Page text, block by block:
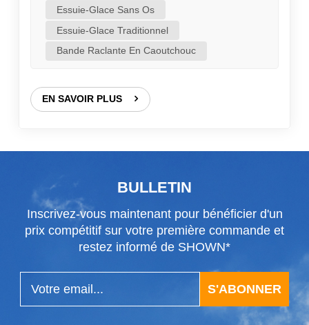
spécialisé réduit efficacement la friction entre le
caoutchouc et le verre, offrant un
fonctionnement remarquablement silencieux,
impeccable, sans traces, même en cas de
fortes pluies, de poussière et de saletés
extérieur profilé qui optimise le flux d'air entrant
à haute...
Essuie-Glace Sans Os
Essuie-Glace Traditionnel
Bande Raclante En Caoutchouc
EN SAVOIR PLUS
BULLETIN
Inscrivez-vous maintenant pour bénéficier d'un
prix compétitif sur votre première commande et
restez informé de SHOWN*
S'ABONNER